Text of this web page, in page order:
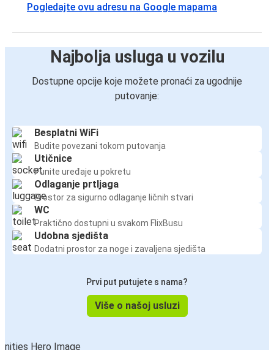
Pogledajte ovu adresu na Google mapama
Najbolja usluga u vozilu
Dostupne opcije koje možete pronaći za ugodnije
putovanje:
Besplatni WiFi
Budite povezani tokom putovanja
Utičnice
Punite uređaje u pokretu
Odlaganje prtljaga
Prostor za sigurno odlaganje ličnih stvari
WC
Praktično dostupni u svakom FlixBusu
Udobna sjedišta
Dodatni prostor za noge i zavaljena sjedišta
Prvi put putujete s nama?
Više o našoj usluzi